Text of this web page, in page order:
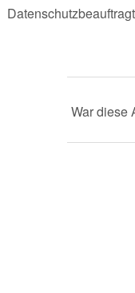
War diese